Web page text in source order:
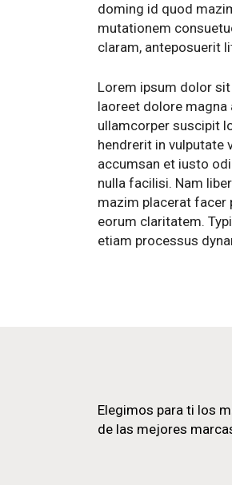
doming id quod
mutationem
claram, anteposuerit
Lorem ipsum dolor
laoreet dolore
ullamcorper suscipit
hendrerit in vulputate
accumsan et iusto
nulla facilisi. Nam
mazim placerat facer
eorum claritatem.
etiam processus
Elegimos para ti los
de las mejores